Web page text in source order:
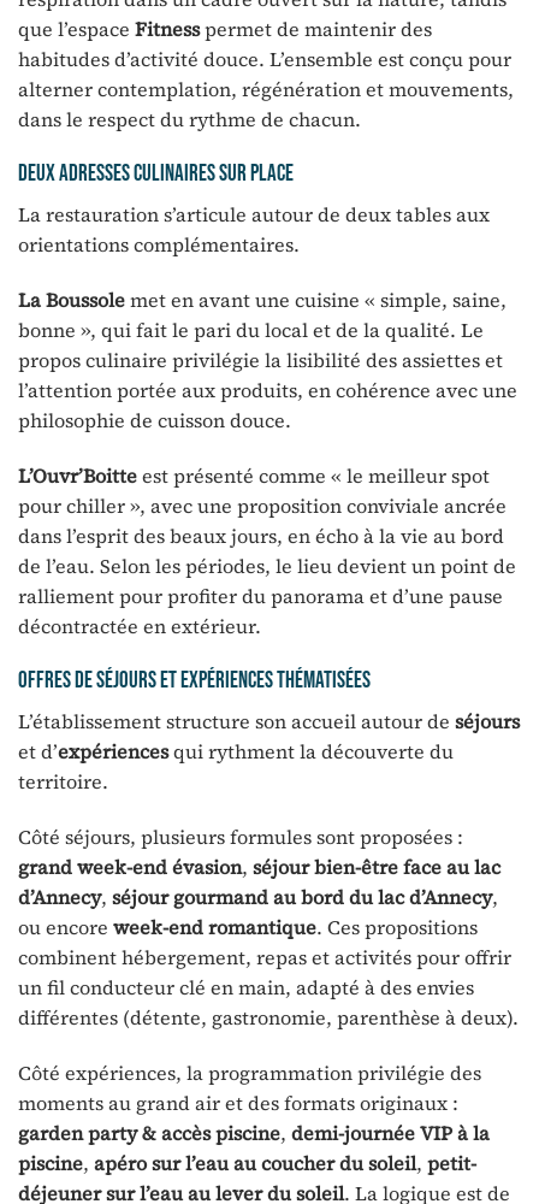
que l’espace Fitnesspermet de maintenir des
habitudes d’activité douce. L’ensemble est conçu pour
alterner contemplation, régénération et mouvements,
dans le respect du rythme de chacun.
Deux adresses culinaires sur place
La restauration s’articule autour de deux tables aux
orientations complémentaires.
La Boussolemet en avant une cuisine « simple, saine,
bonne », qui fait le pari du local et de la qualité. Le
propos culinaire privilégie la lisibilité des assiettes et
l’attention portée aux produits, en cohérence avec une
philosophie de cuisson douce.
L’Ouvr’Boitteest présenté comme « le meilleur spot
pour chiller », avec une proposition conviviale ancrée
dans l’esprit des beaux jours, en écho à la vie au bord
de l’eau. Selon les périodes, le lieu devient un point de
ralliement pour profiter du panorama et d’une pause
décontractée en extérieur.
Offres de séjours et expériences thématisées
L’établissement structure son accueil autour de séjours
et d’expériencesqui rythment la découverte du
territoire.
Côté séjours, plusieurs formules sont proposées :
grand week-end évasion, séjour bien-être face au lac
d’Annecy, séjour gourmand au bord du lac d’Annecy,
ou encore week-end romantique. Ces propositions
combinent hébergement, repas et activités pour offrir
un fil conducteur clé en main, adapté à des envies
différentes (détente, gastronomie, parenthèse à deux).
Côté expériences, la programmation privilégie des
moments au grand air et des formats originaux :
garden party & accès piscine, demi-journée VIP à la
piscine, apéro sur l’eau au coucher du soleil, petit-
déjeuner sur l’eau au lever du soleil. La logique est de